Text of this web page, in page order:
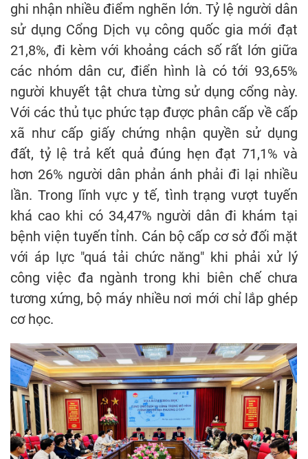
ghi nhận nhiều điểm nghẽn lớn. Tỷ lệ người dân
sử dụng Cổng Dịch vụ công quốc gia mới đạt
21,8%, đi kèm với khoảng cách số rất lớn giữa
các nhóm dân cư, điển hình là có tới 93,65%
người khuyết tật chưa từng sử dụng cổng này.
Với các thủ tục phức tạp được phân cấp về cấp
xã như cấp giấy chứng nhận quyền sử dụng
đất, tỷ lệ trả kết quả đúng hẹn đạt 71,1% và
hơn 26% người dân phản ánh phải đi lại nhiều
lần. Trong lĩnh vực y tế, tình trạng vượt tuyến
khá cao khi có 34,47% người dân đi khám tại
bệnh viện tuyến tỉnh. Cán bộ cấp cơ sở đối mặt
với áp lực "quá tải chức năng" khi phải xử lý
công việc đa ngành trong khi biên chế chưa
tương xứng, bộ máy nhiều nơi mới chỉ lắp ghép
cơ học.